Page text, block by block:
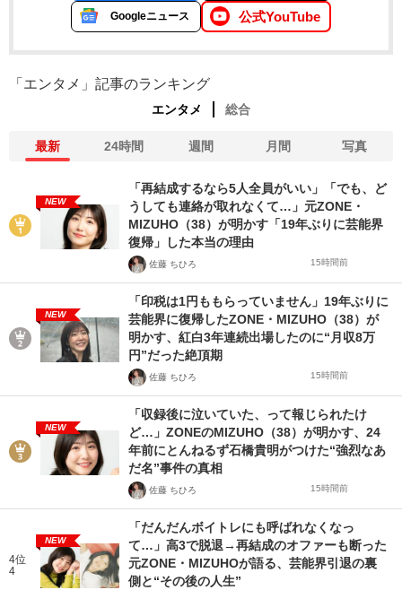
Googleニュース 公式YouTube
「エンタメ」記事のランキング
エンタメ 総合
最新 24時間 週間 月間 写真
NEW
「再結成するなら5人全員がいい」「でも、ど
うしても連絡が取れなくて…」元ZONE・
MIZUHO（38）が明かす「19年ぶりに芸能界
復帰」した本当の理由
佐藤 ちひろ 15時間前
NEW
「印税は1円ももらっていません」19年ぶりに
芸能界に復帰したZONE・MIZUHO（38）が
明かす、紅白3年連続出場したのに“月収8万
円”だった絶頂期
佐藤 ちひろ 15時間前
NEW
「収録後に泣いていた、って報じられたけ
ど…」ZONEのMIZUHO（38）が明かす、24
年前にとんねるず石橋貴明がつけた“強烈なあ
だ名”事件の真相
佐藤 ちひろ 15時間前
4位
4
NEW
「だんだんボイトレにも呼ばれなくなっ
て…」高3で脱退→再結成のオファーも断った
元ZONE・MIZUHOが語る、芸能界引退の裏
側と“その後の人生”